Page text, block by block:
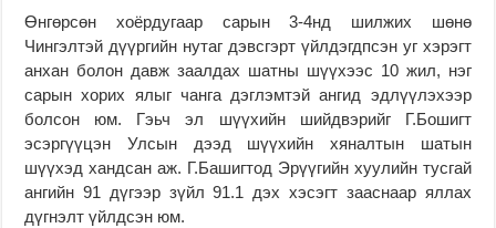
Өнгөрсөн хоёрдугаар сарын 3-4нд шилжих шөнө
Чингэлтэй дүүргийн нутаг дэвсгэрт үйлдэгдпсэн уг хэрэгт
анхан болон давж заалдах шатны шүүхээс 10 жил, нэг
сарын хорих ялыг чанга дэглэмтэй ангид эдлүүлэхээр
болсон юм. Гэьч эл шүүхийн шийдвэрийг Г.Бошигт
эсэргүүцэн Улсын дээд шүүхийн хяналтын шатын
шүүхэд хандсан аж. Г.Башигтод Эрүүгийн хуулийн тусгай
ангийн 91 дүгээр зүйл 91.1 дэх хэсэгт зааснаар яллах
дүгнэлт үйлдсэн юм.